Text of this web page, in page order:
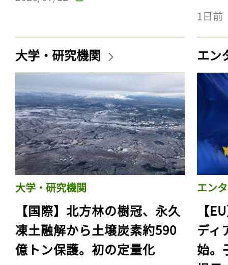
1日前
大学・研究機関
大学・研究機関
【国際】北方林の樹冠、永久
凍土融解から土壌炭素約590
億トン保護。初の定量化
エン
エン
【
ディ
始。